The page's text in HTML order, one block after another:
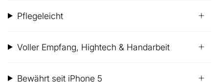
Pflegeleicht
Voller Empfang, Hightech & Handarbeit
Bewährt seit iPhone 5